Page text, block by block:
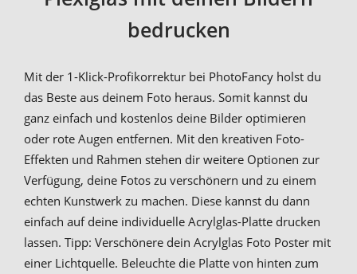
bedrucken
Mit der 1-Klick-Profikorrektur bei PhotoFancy holst du
das Beste aus deinem Foto heraus. Somit kannst du
ganz einfach und kostenlos deine Bilder optimieren
oder rote Augen entfernen. Mit den kreativen Foto-
Effekten und Rahmen stehen dir weitere Optionen zur
Verfügung, deine Fotos zu verschönern und zu einem
echten Kunstwerk zu machen. Diese kannst du dann
einfach auf deine individuelle Acrylglas-Platte drucken
lassen. Tipp: Verschönere dein Acrylglas Foto Poster mit
einer Lichtquelle. Beleuchte die Platte von hinten zum